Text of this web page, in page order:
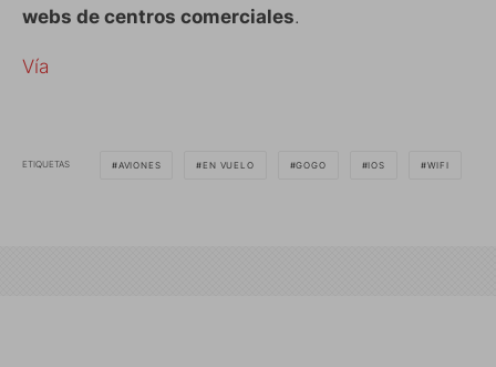
webs de centros comerciales.
Vía
ETIQUETAS AVIONES EN VUELO GOGO IOS WIFI